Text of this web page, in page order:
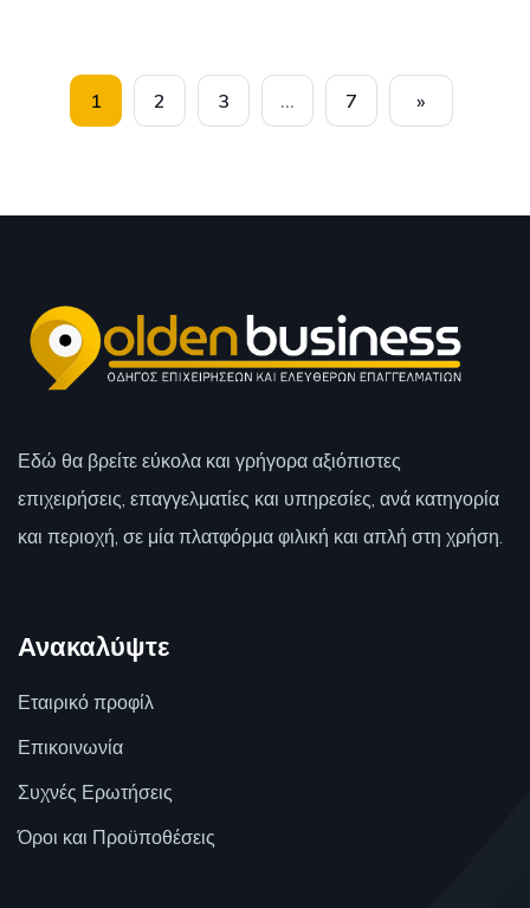
1 2 3 … 7 »
Εδώ θα βρείτε εύκολα και γρήγορα αξιόπιστες
επιχειρήσεις, επαγγελματίες και υπηρεσίες, ανά κατηγορία
και περιοχή, σε μία πλατφόρμα φιλική και απλή στη χρήση.
Ανακαλύψτε
Εταιρικό προφίλ
Επικοινωνία
Συχνές Ερωτήσεις
Όροι και Προϋποθέσεις